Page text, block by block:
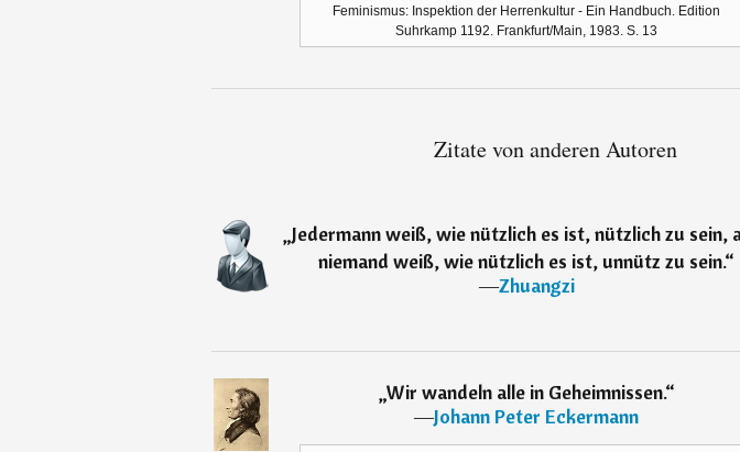
Feminismus: Inspektion der Herrenkultur - Ein Handbuch. Edition
Suhrkamp 1192. Frankfurt/Main, 1983. S. 13
Zitate von anderen Autoren
„Jedermann weiß, wie nützlich es ist, nützlich zu sein,
niemand weiß, wie nützlich es ist, unnütz zu sein.“
―Zhuangzi
„Wir wandeln alle in Geheimnissen.“
―Johann Peter Eckermann